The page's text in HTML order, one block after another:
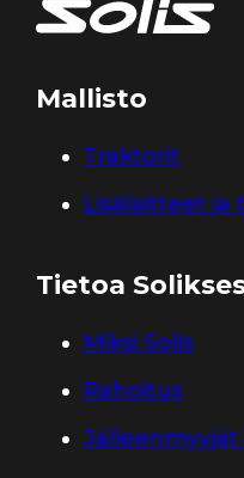
Mallisto
Traktorit
Lisälaitteet ja
Tietoa
Miksi Solis
Rahoitus